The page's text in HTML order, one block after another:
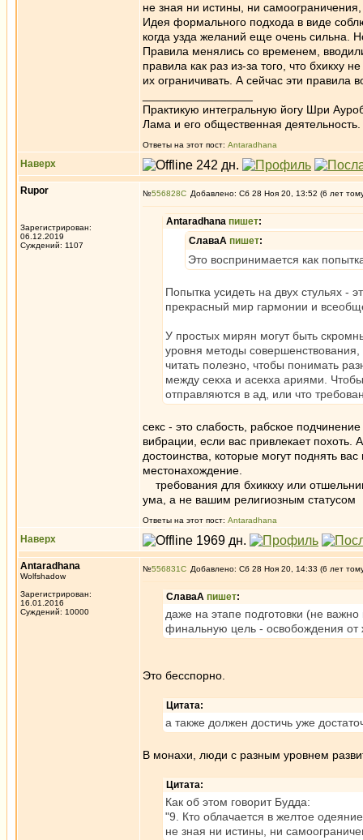
не зная ни истины, ни
Идея формального подхода в виде
когда узда желаний еще очень сильна.
Правила менялись со временем,
правила как раз из-за того, что бхикху
их ограничивать. А сейчас эти правила
Практикую интегральную йогу Шри
Лама и его общественная деятельность.
Ответы на этот пост: Antaradhana
Наверх
Rupor
Зарегистрирован:
06.12.2019
Суждений: 1107
№556828 Добавлено: Сб 28 Ноя 20, 13:52 (6 лет
Antaradhana пишет:
СлаваА пишет:
Это воспринимается как
Попытка усидеть на двух стульях -
прекрасный мир гармонии и
У простых мирян могут быть
уровня методы
читать полезно, чтобы понимать
между секха и асекха ариями.
отправляются в ад, или что
секс - это слабость, рабское
вибрации, если вас привлекает похоть.
достоинства, которые могут поднять
местонахождение.
требования для бхиккху или
ума, а не вашим религиозным статусом
Ответы на этот пост: Antaradhana
Наверх
Antaradhana
Wolfshadow
Зарегистрирован:
16.01.2016
Суждений: 10000
№556831 Добавлено: Сб 28 Ноя 20, 14:33 (6 лет
СлаваА пишет:
даже на этапе подготовки (не
финальную цель - освобождения от
Это бесспорно.
Цитата:
а также должен достичь уже
В монахи, люди с разным уровнем
Цитата:
Как об этом говорит Будда:
"9. Кто облачается в желтое
не зная ни истины, ни